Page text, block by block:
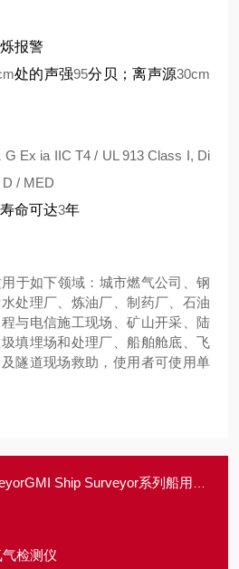
报警
处的声强95分贝；离声源30cm
G Ex ia IIC T4 / UL 913 Class I, Di
/ MED
命可达3年
于如下领域：城市燃气公司、钢
处理厂、炼油厂、制药厂、石油
与电信施工现场、矿山开采、陆
填埋场和处理厂、船舶舱底、飞
隧道现场救助，使用者可使用单
Ship Surveyor系列船用气体检测仪
气检测仪